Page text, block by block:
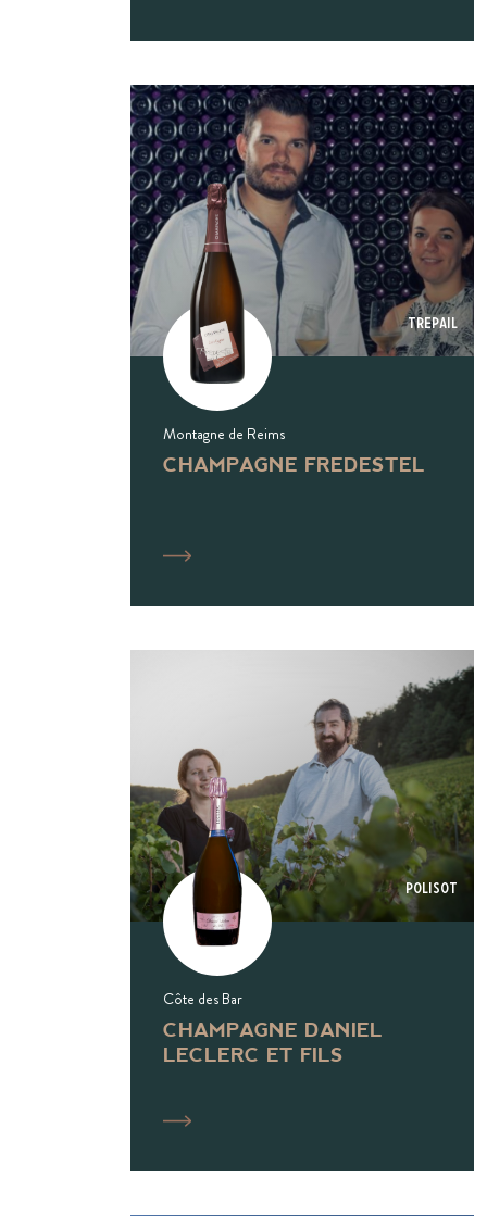
Trepail
Montagne de Reims
CHAMPAGNE FREDESTEL
Polisot
Côte des Bar
CHAMPAGNE DANIEL
LECLERC ET FILS